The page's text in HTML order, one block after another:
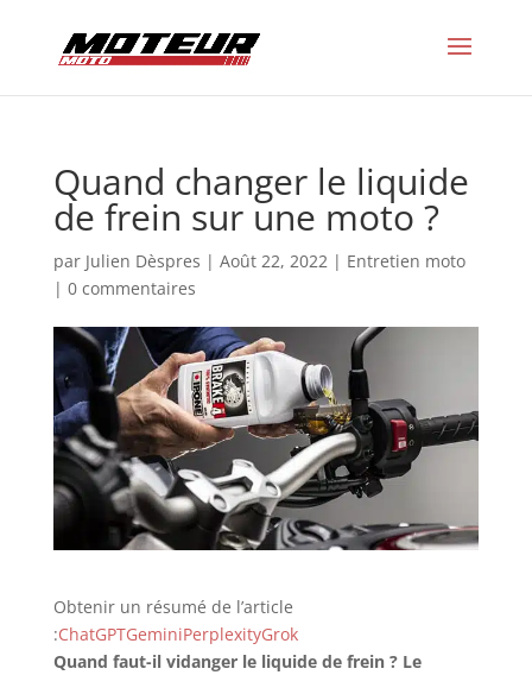
Quand changer le liquide
de frein sur une moto ?
par Julien Dèspres | Août 22, 2022| Entretien moto
| 0 commentaires
Obtenir un résumé de l’article
:ChatGPTGeminiPerplexityGrok
Quand faut-il vidanger le liquide de frein ? Le